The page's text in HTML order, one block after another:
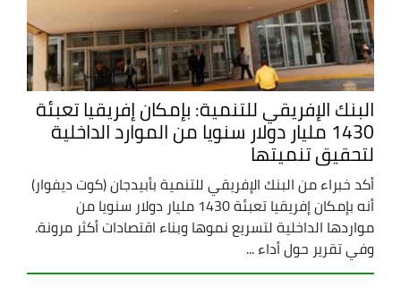
البنك الإفريقي للتنمية: بإمكان إفريقيا تعبئة
1430 مليار دولار سنويا من الموارد الداخلية
لتحقيق تنميتها
أكد خبراء من البنك الإفريقي للتنمية بأبيدجان (كوت ديفوار)
أنه بإمكان إفريقيا تعبئة 1430 مليار دولار سنويا من
مواردها الداخلية لتسريع نموها وبناء اقتصادات أكثر مرونة.
وفي تقرير حول أداء ...